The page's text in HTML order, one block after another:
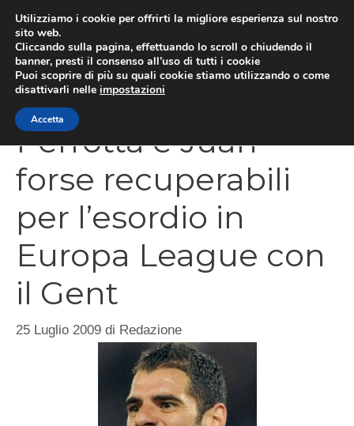
contenuto
Perrotta e Juan
forse recuperabili
per l’esordio in
Europa League con
il Gent
25 Luglio 2009 di Redazione
Utilizziamo i cookie per offrirti la migliore esperienza sul nostro
sito web.
Cliccando sulla pagina, effettuando lo scroll o chiudendo il
banner, presti il consenso all’uso di tutti i cookie
Puoi scoprire di più su quali cookie stiamo utilizzando o come
disattivarli nelle impostazioni
Accetta